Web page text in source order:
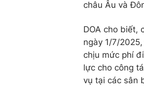
châu Âu và
DOA cho biết,
ngày 1/7/
chịu mức phí
lực cho công
vụ tại các sân